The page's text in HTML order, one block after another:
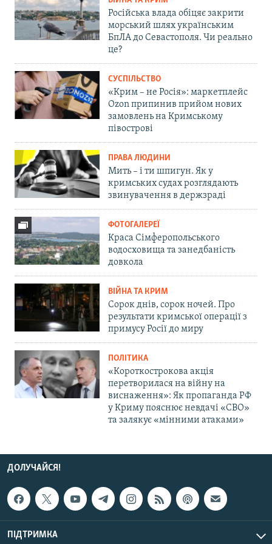
Російська влада обіцяє закрити
морський шлях українським
БпЛА до Севастополя. Чи реально
це?
СУСПІЛЬСТВО
«Крим – не Росія»: маркетплейс
Ozon припинив прийом нових
замовлень на Кримському
півострові
ПРАВА ЛЮДИНИ
Мить – і ти шпигун. Як у
кримських судах розглядають
звинувачення в держзраді
ФОТОГАЛЕРЕЇ
Краса Сімферопольського
водосховища та занедбаність
довкола
ВІЙНА ТА КРИМ
Сорок днів, сорок ночей. Про
результати кримської операції з
примусу Росії до миру
ПОЛІТИКА
«Короткострокова акція
перетворилася на війну на
виснаження»: Як пропаганда РФ
у Криму пояснює невдачі «СВО»
та залякує «мінними атаками»
ДОЛУЧАЙСЯ!
ПІДТРИМКА